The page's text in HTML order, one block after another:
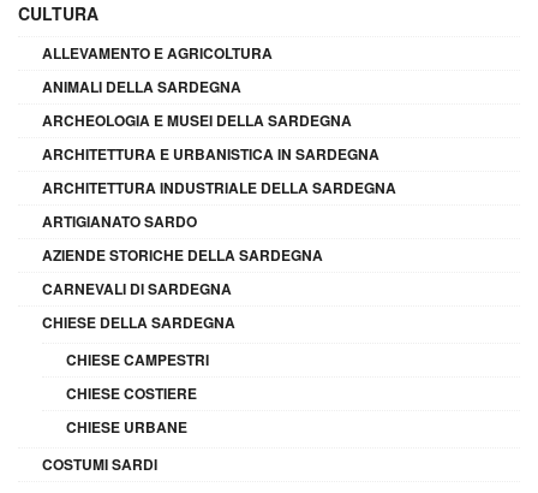
CULTURA
ALLEVAMENTO E AGRICOLTURA
ANIMALI DELLA SARDEGNA
ARCHEOLOGIA E MUSEI DELLA SARDEGNA
ARCHITETTURA E URBANISTICA IN SARDEGNA
ARCHITETTURA INDUSTRIALE DELLA SARDEGNA
ARTIGIANATO SARDO
AZIENDE STORICHE DELLA SARDEGNA
CARNEVALI DI SARDEGNA
CHIESE DELLA SARDEGNA
CHIESE CAMPESTRI
CHIESE COSTIERE
CHIESE URBANE
COSTUMI SARDI